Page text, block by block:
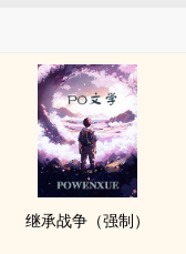
继承战争（强制）